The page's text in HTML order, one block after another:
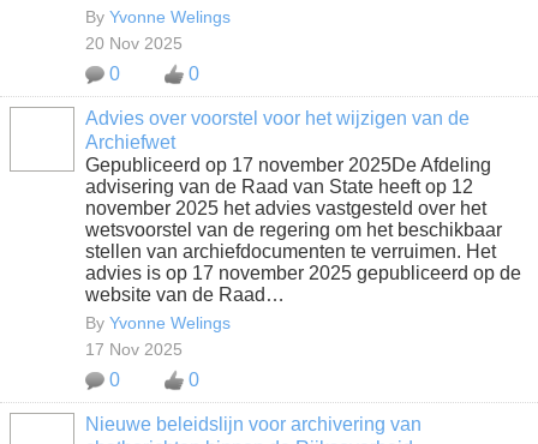
By Yvonne Welings
20 Nov 2025
0 0
Advies over voorstel voor het wijzigen van de
Archiefwet
Gepubliceerd op 17 november 2025De Afdeling
advisering van de Raad van State heeft op 12
november 2025 het advies vastgesteld over het
wetsvoorstel van de regering om het beschikbaar
stellen van archiefdocumenten te verruimen. Het
advies is op 17 november 2025 gepubliceerd op de
website van de Raad…
By Yvonne Welings
17 Nov 2025
0 0
Nieuwe beleidslijn voor archivering van